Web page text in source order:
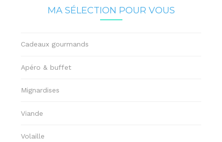
MA SÉLECTION POUR VOUS
Cadeaux gourmands
Apéro & buffet
Mignardises
Viande
Volaille